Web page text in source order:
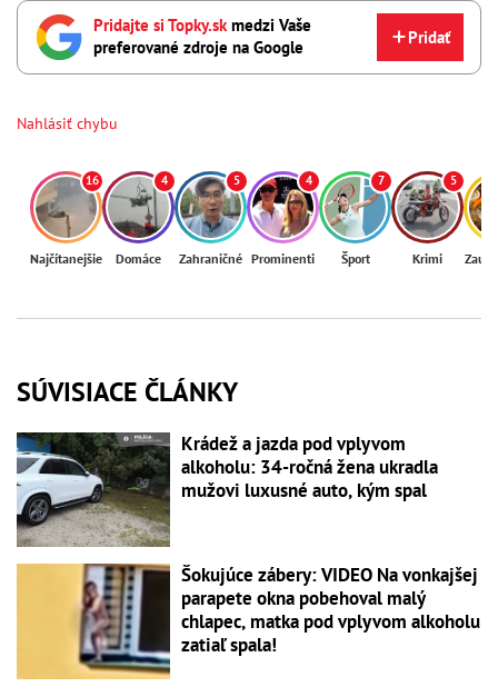
Pridajte si Topky.skmedzi Vaše
preferované zdroje na Google
Pridať
Nahlásiť chybu
16
Najčítanejšie
4
Domáce
5
Zahraničné
4
Prominenti
7
Šport
5
Krimi
SÚVISIACE ČLÁNKY
Krádež a jazda pod vplyvom
alkoholu: 34-ročná žena ukradla
mužovi luxusné auto, kým spal
Šokujúce zábery: VIDEO Na vonkajšej
parapete okna pobehoval malý
chlapec, matka pod vplyvom alkoholu
zatiaľ spala!